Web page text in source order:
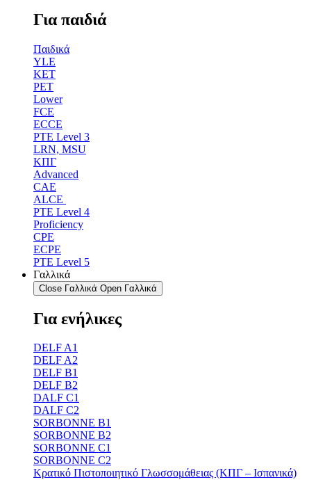
Για παιδιά
Παιδικά
YLE
ΚΕΤ
PET
Lower
FCE
ECCE
PTE Level 3
LRN, MSU
ΚΠΓ
Advanced
CAE
ALCE
PTE Level 4
Proficiency
CPE
ECPE
PTE Level 5
Γαλλικά
Close Γαλλικά Open Γαλλικά
Για ενήλικες
DELF A1
DELF A2
DELF B1
DELF B2
DALF C1
DALF C2
SORBONNE B1
SORBONNE B2
SORBONNE C1
SORBONNE C2
Κρατικό Πιστοποιητικό Γλωσσομάθειας (ΚΠΓ – Ισπανικά)